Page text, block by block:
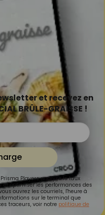
et recevez en
BRÛLE-GRAISSE !
Players analyse le taux
et optimiser les performances des
ouvrez les courriels, l'heure à
sur le terminal que
traceurs, voir notre politique de